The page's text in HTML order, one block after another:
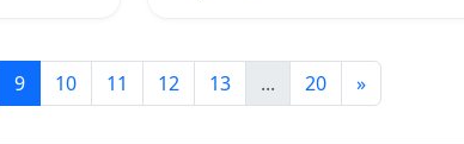
9 10 11 12 13 ... 20 »